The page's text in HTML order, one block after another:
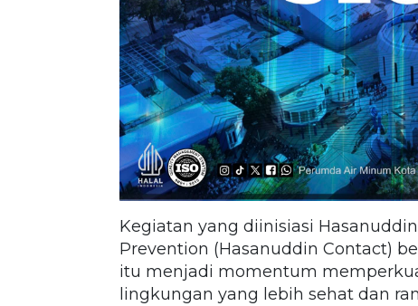
Kegiatan yang diinisiasi
Prevention (Hasanuddin Contact)
itu menjadi momentum
lingkungan yang lebih sehat dan